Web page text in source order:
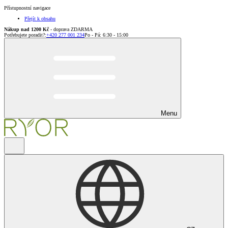
Přístupnostní navigace
Přejít k obsahu
Nákup nad 1200 Kč - doprava ZDARMA
Potřebujete poradit?:+420 277 001 234Po - Pá: 6:30 - 15:00
Menu